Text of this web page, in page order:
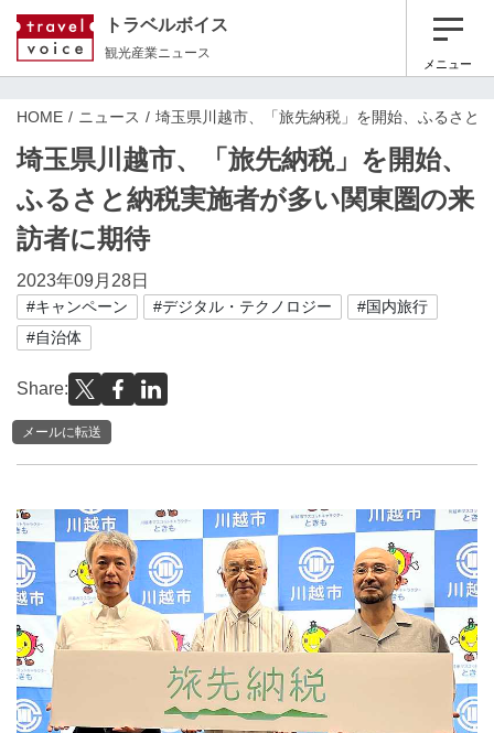
トラベルボイス
観光産業ニュース
メニュー
HOME ニュース 埼⽟県川越市、「旅先納税」を開始、ふるさと
埼⽟県川越市、「旅先納税」を開始、
ふるさと納税実施者が多い関東圏の来
訪者に期待
2023年09月28日
#キャンペーン #デジタル・テクノロジー
#国内旅行
#自治体
Share:
メールに転送